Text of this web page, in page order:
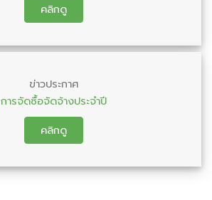
คลิกดู
ข่าวประกาศ
การจัดซื้อจัดจ้างประจำปี
คลิกดู